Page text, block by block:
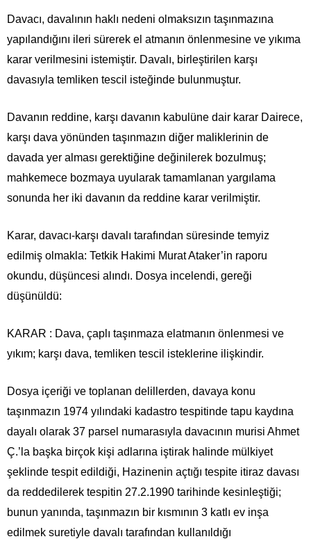
Davacı, davalının haklı nedeni olmaksızın taşınmazına
yapılandığını ileri sürerek el atmanın önlenmesine ve yıkıma
karar verilmesini istemiştir. Davalı, birleştirilen karşı
davasıyla temliken tescil isteğinde bulunmuştur.
Davanın reddine, karşı davanın kabulüne dair karar Dairece,
karşı dava yönünden taşınmazın diğer maliklerinin de
davada yer alması gerektiğine değinilerek bozulmuş;
mahkemece bozmaya uyularak tamamlanan yargılama
sonunda her iki davanın da reddine karar verilmiştir.
Karar, davacı-karşı davalı tarafından süresinde temyiz
edilmiş olmakla: Tetkik Hakimi Murat Ataker’in raporu
okundu, düşüncesi alındı. Dosya incelendi, gereği
düşünüldü:
KARAR : Dava, çaplı taşınmaza elatmanın önlenmesi ve
yıkım; karşı dava, temliken tescil isteklerine ilişkindir.
Dosya içeriği ve toplanan delillerden, davaya konu
taşınmazın 1974 yılındaki kadastro tespitinde tapu kaydına
dayalı olarak 37 parsel numarasıyla davacının murisi Ahmet
Ç.’la başka birçok kişi adlarına iştirak halinde mülkiyet
şeklinde tespit edildiği, Hazinenin açtığı tespite itiraz davası
da reddedilerek tespitin 27.2.1990 tarihinde kesinleştiği;
bunun yanında, taşınmazın bir kısmının 3 katlı ev inşa
edilmek suretiyle davalı tarafından kullanıldığı